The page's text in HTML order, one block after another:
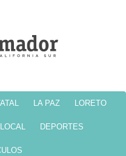
LA PAZ LORETO
LOCAL DEPORTES